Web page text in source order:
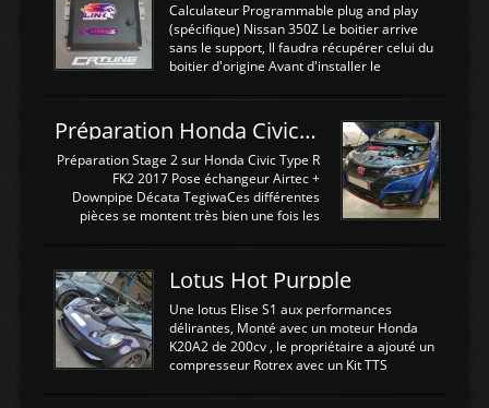
Calculateur Programmable plug and play
(spécifique) Nissan 350Z Le boitier arrive
sans le support, Il faudra récupérer celui du
boitier d'origine Avant d'installer le
d'envoyer l'information de la large bande
dans le boitier. sydney sweeney deepfake
La sortie 0-5V de l'afr sera connectée sur
l'entrée AN Volt 8 et GndAN pour
Analogique, et Volt car l'information est une
tension (Pas une résistance variable d'un
est temps de brancher le ...
Préparation Honda Civic Type R FK2
Préparation Stage 2 sur Honda Civic Type R
FK2 2017 Pose échangeur Airtec +
Downpipe Décata TegiwaCes différentes
pièces se montent très bien une fois les
légere découpe du plastique inferieur,
negénant en rien la structure ou le
fonctionnement du fond plat. Une
reprogrammation Stage 2 est faite sur le
calculateur d'origine. Une alternative
économique au passage sur Hondata
d'origine 310cv et 400Nn , Une fois
Lotus Hot Purpple
Une lotus Elise S1 aux performances
délirantes, Monté avec un moteur Honda
K20A2 de 200cv , le propriétaire a ajouté un
compresseur Rotrex avec un Kit TTS